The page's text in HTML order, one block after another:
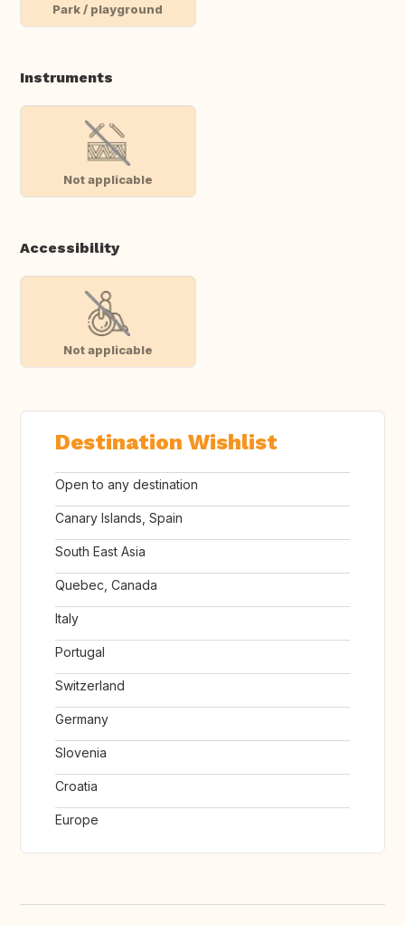
Park / playground
Instruments
Not applicable
Accessibility
Not applicable
Destination Wishlist
Open to any destination
Canary Islands, Spain
South East Asia
Quebec, Canada
Italy
Portugal
Switzerland
Germany
Slovenia
Croatia
Europe